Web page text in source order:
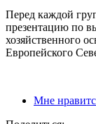
Перед каждой
презентацию по
хозяйственного
Европейского
Мне